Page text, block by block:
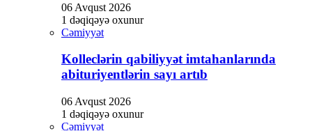
06 Avqust 2026
1 dəqiqəyə oxunur
Cəmiyyət
Kolleclərin qabiliyyət imtahanlarında
abituriyentlərin sayı artıb
06 Avqust 2026
1 dəqiqəyə oxunur
Cəmiyyət